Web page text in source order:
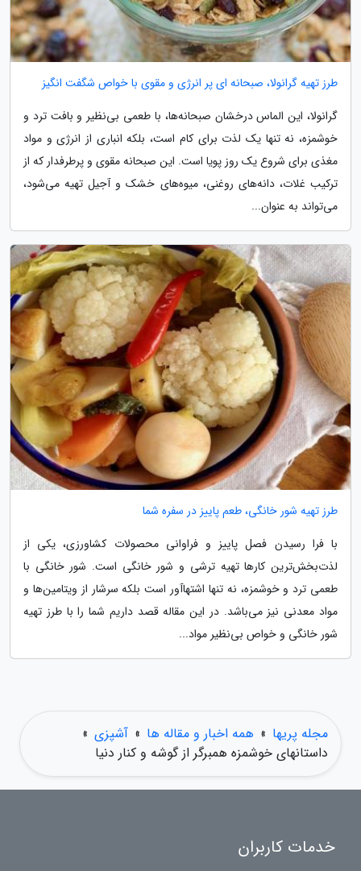
طرز تهیه گرانولا، صبحانه ای پر انرژی و مقوی با خواص شگفت انگیز
گرانولا، این الماس درخشان صبحانه‌ها، با طعمی بی‌نظیر و بافت ترد و
خوشمزه، نه تنها یک لذت برای کام است، بلکه انباری از انرژی و مواد
مغذی برای شروع یک روز پویا است. این صبحانه مقوی و پرطرفدار که از
ترکیب غلات، دانه‌های روغنی، میوه‌های خشک و آجیل تهیه می‌شود،
می‌تواند به عنوان...
طرز تهیه شور خانگی، طعم پاییز در سفره شما
با فرا رسیدن فصل پاییز و فراوانی محصولات کشاورزی، یکی از
لذت‌بخش‌ترین کارها تهیه ترشی و شور خانگی است. شور خانگی با
طعمی ترد و خوشمزه، نه تنها اشتهاآور است بلکه سرشار از ویتامین‌ها و
مواد معدنی نیز می‌باشد. در این مقاله قصد داریم شما را با طرز تهیه
شور خانگی و خواص بی‌نظیر مواد...
مجله پریها » همه اخبار و مقاله ها » آشپزی »
داستانهای خوشمزه همبرگر از گوشه و کنار دنیا
خدمات کاربران